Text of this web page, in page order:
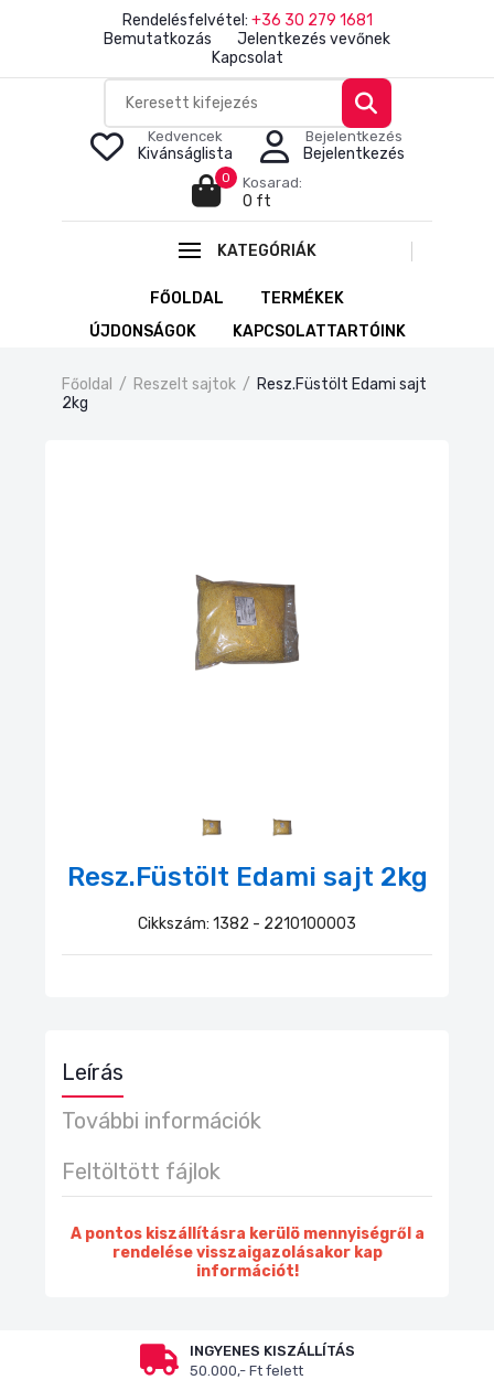
Rendelésfelvétel: +36 30 279 1681
Bemutatkozás
Jelentkezés vevőnek
Kapcsolat
Kedvencek
Kivánságlista
Bejelentkezés
Bejelentkezés
0 Kosarad:
0 ft
KATEGÓRIÁK
FŐOLDAL
TERMÉKEK
ÚJDONSÁGOK
KAPCSOLATTARTÓINK
Főoldal / Reszelt sajtok / Resz.Füstölt Edami sajt
2kg
Resz.Füstölt Edami sajt 2kg
Cikkszám: 1382 - 2210100003
Leírás
További információk
Feltöltött fájlok
A pontos kiszállításra kerülö mennyiségről a
rendelése visszaigazolásakor kap
információt!
INGYENES KISZÁLLÍTÁS
50.000,- Ft felett